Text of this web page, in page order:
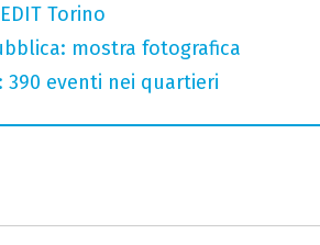
Torino
mostra fotografica
390 eventi nei quartieri